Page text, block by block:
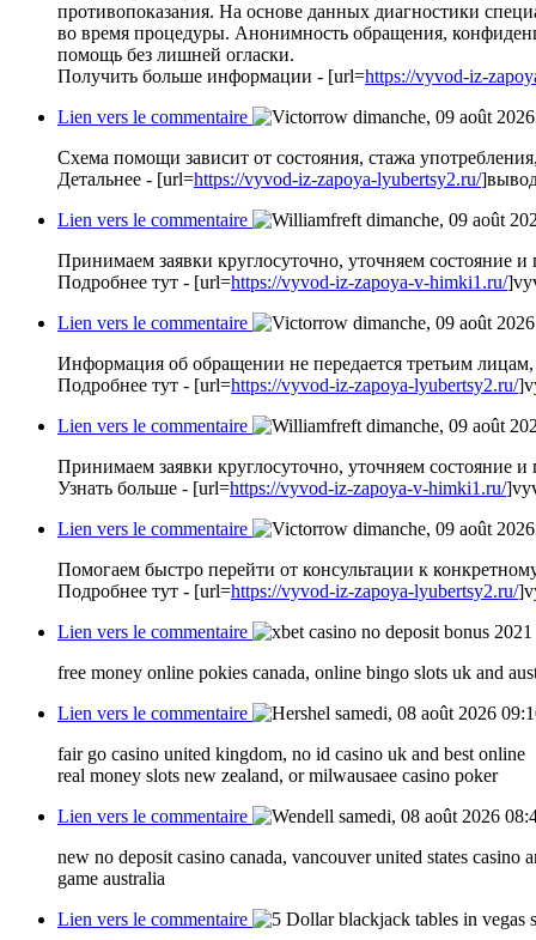
противопоказания. На основе данных диагностики
во время процедуры. Анонимность обращения,
помощь без лишней огласки.
Получить больше информации - [url=https://vyvod-iz-
Lien vers le commentaire
dimanche, 09 août
Схема помощи зависит от состояния, стажа
Детальнее - [url=https://vyvod-iz-zapoya-lyubertsy2.ru/
Lien vers le commentaire
dimanche, 09 août
Принимаем заявки круглосуточно, уточняем состояние
Подробнее тут - [url=https://vyvod-iz-zapoya-v-himki1.ru/
Lien vers le commentaire
dimanche, 09 août
Информация об обращении не передается третьим
Подробнее тут - [url=https://vyvod-iz-zapoya-lyubertsy2.ru/
Lien vers le commentaire
dimanche, 09 août
Принимаем заявки круглосуточно, уточняем состояние
Узнать больше - [url=https://vyvod-iz-zapoya-v-himki1.ru/
Lien vers le commentaire
dimanche, 09 août
Помогаем быстро перейти от консультации к
Подробнее тут - [url=https://vyvod-iz-zapoya-lyubertsy2.ru/
Lien vers le commentaire
free money online pokies canada, online bingo slots uk and
Lien vers le commentaire
samedi, 08 août 2026
fair go casino united kingdom, no id casino uk and best online
real money slots new zealand, or milwausaee casino poker
Lien vers le commentaire
samedi, 08 août 2026
new no deposit casino canada, vancouver united states casino
game australia
Lien vers le commentaire